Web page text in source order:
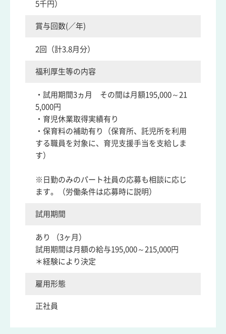
5千円）
賞与回数(／年)
2回（計3.8月分）
福利厚生等の内容
・試用期間3ヵ月 その間は月額195,000～21
5,000円
・育児休業取得実績有り
・保育料の補助有り（保育所、託児所を利用
する職員を対象に、育児支援手当を支給しま
す）
※日勤のみのパート社員の応募も相談に応じ
ます。（労働条件は応募時に説明）
試用期間
あり （3ヶ月）
試用期間は月額の給与195,000～215,000円
＊経験により決定
雇用形態
正社員